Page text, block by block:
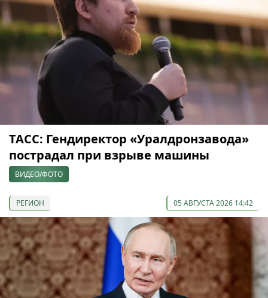
ТАСС: Гендиректор «Уралдронзавода»
пострадал при взрыве машины
ВИДЕО/ФОТО
РЕГИОН 05 АВГУСТА 2026 14:42